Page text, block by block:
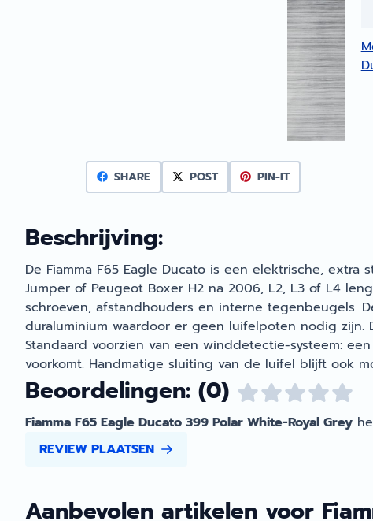
SHARE POST PIN-IT
Beschrijving:
De Fiamma F65 Eagle Ducato is een elektrische,
Jumper of Peugeot Boxer H2 na 2006, L2, L3 of L4
schroeven, afstandhouders en interne tegenbeugels.
duraluminium waardoor er geen luifelpoten nodig
Standaard voorzien van een winddetectie-systeem:
voorkomt. Handmatige sluiting van de luifel blijft ook
Beoordelingen: (0)
Fiamma F65 Eagle Ducato 399 Polar White-Royal Grey
REVIEW PLAATSEN
Aanbevolen artikelen voor